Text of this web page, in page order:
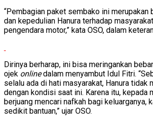
“Pembagian paket sembako ini merupakan
dan kepedulian Hanura terhadap
pengendara motor,” kata OSO, dalam
Dirinya berharap, ini bisa meringankan
ojek onlinedalam menyambut Idul Fitri.
selalu ada di hati masyarakat, Hanura tidak
dengan kondisi saat ini. Karena itu, kepada
berjuang mencari nafkah bagi keluarganya,
sedikit bantuan,” ujar OSO.